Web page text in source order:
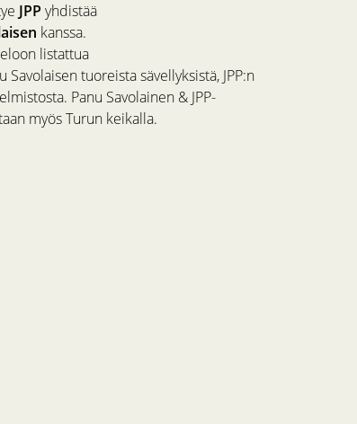
JPP yhdistää
kanssa.
listattua
tuoreista sävellyksistä, JPP:n
Panu Savolainen & JPP-
myös Turun keikalla.